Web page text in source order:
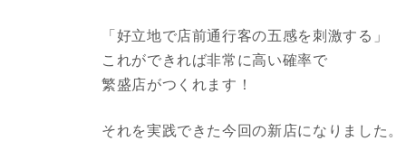
「好立地で店前通行客の五感を刺激する」
これができれば非常に高い確率で
繁盛店がつくれます！
それを実践できた今回の新店になりました。